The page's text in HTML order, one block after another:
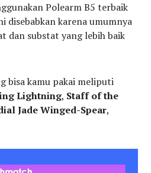
Polearm B5 terbaik
disebabkan karena umumnya
dan substat yang lebih baik
bisa kamu pakai meliputi
Lightning, Staff of the
Jade Winged-Spear,